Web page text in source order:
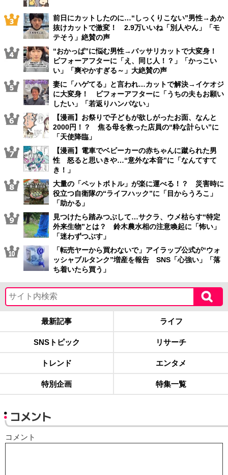
前日にカットしたのに…“しっくりこない”男性→あか
抜けカットで激変！ 2.9万いいね「別人やん」「モ
テそう」絶賛の声
“おかっぱ”に悩む男性→バッサリカットで大変身！
ビフォーアフターに「え、同じ人！？」「かっこい
い」「爽やかすぎる～」大絶賛の声
妻に「ハゲてる」と言われ…カットで解決→イケオジ
に大変身！ ビフォーアフターに「うちの夫もお願い
したい」「若返りハンパない」
【漫画】お祭りで子どもが欲しがったお面、なんと
2000円！？ 焦る母を救った店員の“粋な計らい”に
「天使降臨」
【漫画】電車でベビーカーの赤ちゃんに蹴られた男
性 怒ると思いきや…“意外な本音”に「なんてすて
き！」
大量の「ペットボトル」が楽に運べる！？ 災害時に
役立つ自衛隊の“ライフハック”に「目からうろこ」
「助かる」
見つけたら踏みつぶして…サクラ、ウメ枯らす“特定
外来生物”とは？ 鈴木農水相の注意喚起に「怖い」
「迷わずつぶす」
「転売ヤーから買わないで」アイラップ公式が“ウォ
ッシャブルタンク”増産を報告 SNS「心強い」「落
ち着いたら買う」
最新記事 ライフ
SNSトピック リサーチ
トレンド エンタメ
特別企画 特集一覧
コメント
コメント